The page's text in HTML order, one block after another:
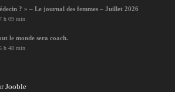
? » – Le journal des femmes – Juillet 2026
h 09 min
le monde sera coach.
h 48 min
Jooble